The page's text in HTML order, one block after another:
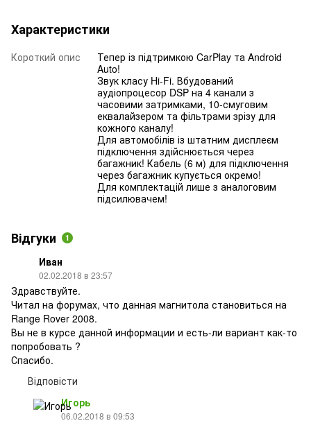
Характеристики
Короткий опис
Тепер із підтримкою CarPlay та Android
Auto!
Звук класу Hi-Fi. Вбудований
аудіопроцесор DSP на 4 канали з
часовими затримками, 10-смуговим
еквалайзером та фільтрами зрізу для
кожного каналу!
Для автомобілів із штатним дисплеєм
підключення здійснюється через
багажник! Кабель (6 м) для підключення
через багажник купується окремо!
Для комплектацій лише з аналоговим
підсилювачем!
Відгуки 1
Иван
02.02.2018 в 23:57
Здравствуйте.
Читал на форумах, что данная магнитола становиться на
Range Rover 2008.
Вы не в курсе данной информации и есть-ли вариант как-то
попробовать ?
Спасибо.
Відповісти
Игорь
06.02.2018 в 09:53